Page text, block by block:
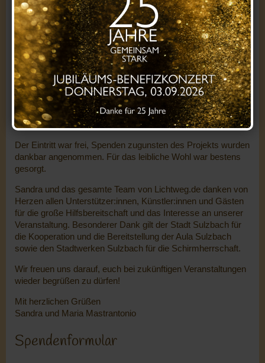
Das abwechslungsreiche Konzertprogramm bot Liveauftritte
zahlreicher bekannter Sängerinnen und Sänger aus dem
Saarland und anderen Bundesländern mit Songs aus den
Genres Soul, Funk, Blues, Rock und Pop. Begleitet wurden
sie von der renommierten saarländischen Band X-Pression
(Keys: Sandro Kelle; Gitarre: Markus Krotten; Bass: Jens
Lehmann; Drums: Vincenzo Palacino).
Es war ein musikalischer Abend der besonderen Klasse, der
allen Beteiligten und Gästen noch lange in Erinnerung bleiben
wird.
Der Eintritt war frei, Spenden zugunsten des Projekts wurden
dankbar angenommen. Für das leibliche Wohl war bestens
gesorgt.
Sandra und das gesamte Team von Lichtweg.de danken von
Herzen allen Unterstützer:innen, Künstler:innen und Gästen
für die große Hilfsbereitschaft und das Interesse an unserer
Veranstaltung. Besonderer Dank gilt der Stadt Sulzbach für
die Kooperation und die Bereitstellung der Aula Sulzbach
sowie den Stadtwerken Sulzbach für die Schirmherrschaft.
Wir freuen uns darauf, euch bei zukünftigen Veranstaltungen
wieder begrüßen zu dürfen!
Mit herzlichen Grüßen
Sandra und Maria Mastrantonio
Spendenformular